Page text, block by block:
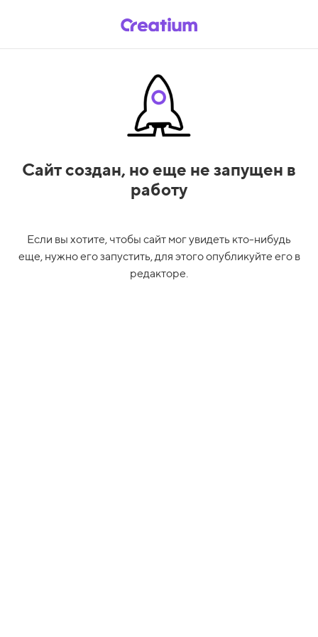
Сайт создан, но еще не запущен в
работу
Если вы хотите, чтобы сайт мог увидеть кто-нибудь
еще, нужно его запустить, для этого опубликуйте его в
редакторе.